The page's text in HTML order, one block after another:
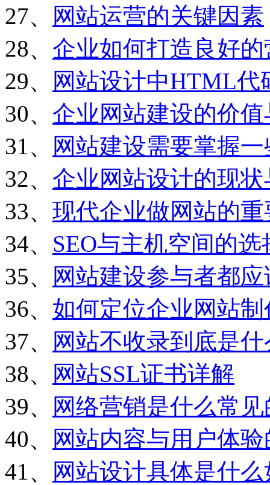
27、
网站运营的关键因素
28、 企业如何打造良好
29、
网站设计中HTML代
30、 企业网站建设的价
31、
网站建设需要掌握
32、 企业网站设计的现
33、 现代企业做网站的重
34、 SEO与主机空间的选
35、
网站建设参与者都
36、 如何定位企业网站
37、
网站不收录到底是
38、
网站SSL证书详解
39、
网络营销是什么常
40、
网站内容与用户体
41、
网站设计具体是什